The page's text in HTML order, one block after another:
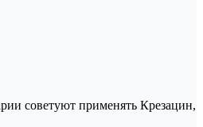
советуют применять Крезацин,